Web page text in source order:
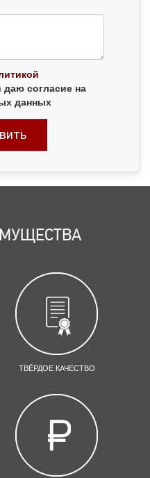
даю согласие на
данных
ТВЁРДОЕ КАЧЕСТВО